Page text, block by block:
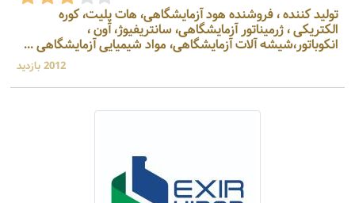
تولید کننده ، فروشنده هود آزمایشگاهی، هات پلیت، کوره
الکتریکی ، ژرمیناتور آزمایشگاهی، سانتریفیوژ، آون ،
انکوباتور،شیشه آلات آزمایشگاهی، مواد شیمیایی آزمایشگاهی ...
2012 بازدید